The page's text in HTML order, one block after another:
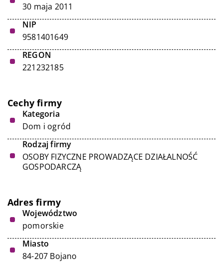
30 maja 2011
NIP
9581401649
REGON
221232185
Cechy firmy
Kategoria
Dom i ogród
Rodzaj firmy
OSOBY FIZYCZNE PROWADZĄCE DZIAŁALNOŚĆ
GOSPODARCZĄ
Adres firmy
Województwo
pomorskie
Miasto
84-207 Bojano